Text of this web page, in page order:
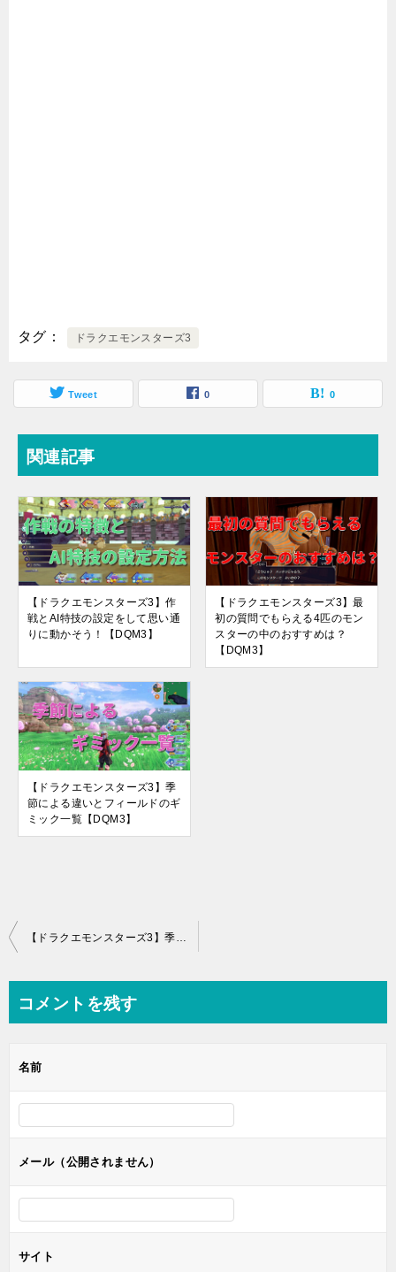
タグ ドラクエモンスターズ3
Tweet 0 0
関連記事
【ドラクエモンスターズ3】作
戦とAI特技の設定をして思い通
りに動かそう！【DQM3】
【ドラクエモンスターズ3】最
初の質問でもらえる4匹のモン
スターの中のおすすめは？
【DQM3】
【ドラクエモンスターズ3】季
節による違いとフィールドのギ
ミック一覧【DQM3】
投
ビ
ー
シ
ョ
ン
【ドラクエモンスターズ3】季節による違いとフィールドのギミック一覧【DQM3】
コメントを残す
名前
メール（公開されません）
サイト